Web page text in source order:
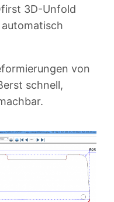
3D-Unfold
von
schnell,